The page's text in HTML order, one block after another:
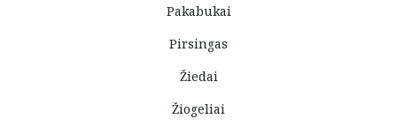
Pakabukai
Pirsingas
Žiedai
Žiogeliai